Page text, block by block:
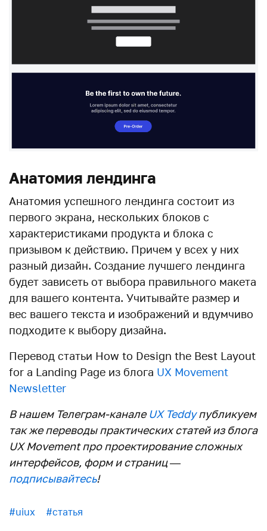
Анатомия лендинга
Анатомия успешного лендинга состоит из
первого экрана, нескольких блоков с
характеристиками продукта и блока с
призывом к действию. Причем у всех у них
разный дизайн. Создание лучшего лендинга
будет зависеть от выбора правильного макета
для вашего контента. Учитывайте размер и
вес вашего текста и изображений и вдумчиво
подходите к выбору дизайна.
Перевод статьи How to Design the Best Layout
for a Landing Page из блога UX Movement
Newsletter
В нашем Телеграм-каналеUX Teddyпубликуем
так же переводы практических статей из блога
UX Movement про проектирование сложных
интерфейсов, форм и страниц —
подписывайтесь!
#uiux #статья